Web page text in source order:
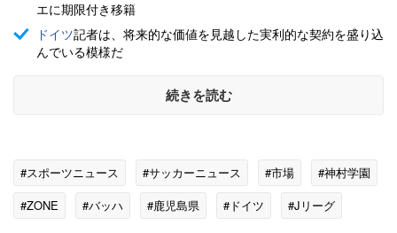
エに期限付き移籍
ドイツ記者は、将来的な価値を見越した実利的な契約を盛り込
んでいる模様だ
続きを読む
#スポーツニュース #サッカーニュース #市場
#神村学園
#ZONE
#バッハ #鹿児島県 #ドイツ #Jリーグ